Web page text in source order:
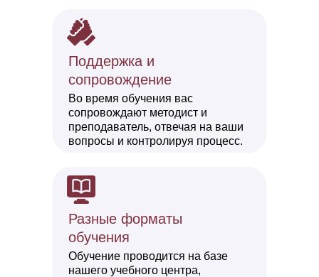
Поддер жка и
сопровождение
Во время об учения вас
сопровождают методист и
преподаватель, отвечая на ваши
вопросы и контролируя процесс.
Разные форматы
обучения
Обучение проводится на базе
нашего учебного центра,